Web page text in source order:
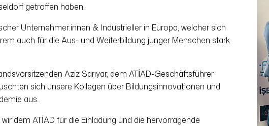
getroffen haben.
Unternehmer:innen & Industrieller in Europa, welcher sich
auch für die Aus- und Weiterbildung junger Menschen stark
Aziz Sarıyar, dem ATİAD-Geschäftsführer
sich unsere Kollegen über Bildungsinnovationen und
aus.
dem ATİAD für die Einladung und die hervorragende